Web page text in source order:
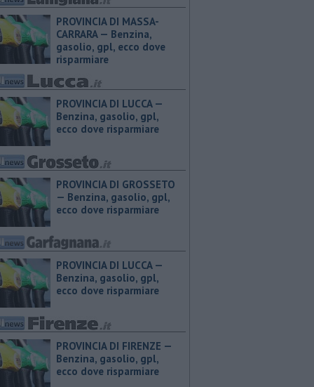
PROVINCIA DI MASSA-
CARRARA — ​Benzina,
gasolio, gpl, ecco dove
risparmiare
PROVINCIA DI LUCCA — ​
Benzina, gasolio, gpl,
ecco dove risparmiare
PROVINCIA DI GROSSETO
— ​Benzina, gasolio, gpl,
ecco dove risparmiare
PROVINCIA DI LUCCA — ​
Benzina, gasolio, gpl,
ecco dove risparmiare
PROVINCIA DI FIRENZE — ​
Benzina, gasolio, gpl,
ecco dove risparmiare